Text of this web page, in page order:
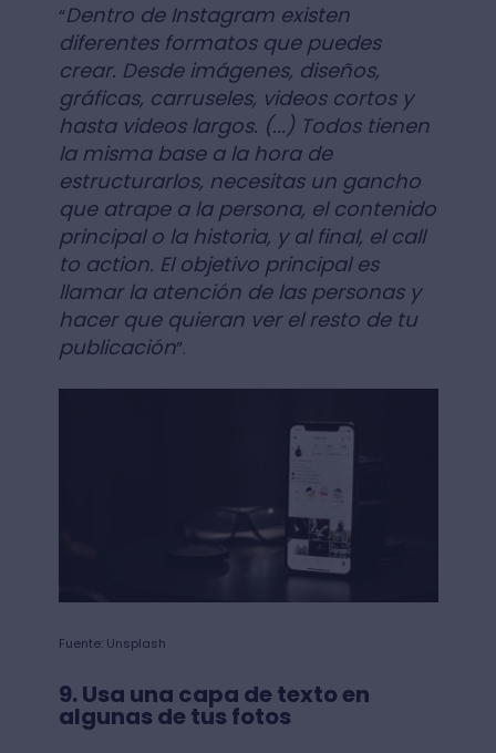
“Dentro de Instagram existen
diferentes formatos que puedes
crear. Desde imágenes, diseños,
gráficas, carruseles, videos cortos y
hasta videos largos. (...) Todos tienen
la misma base a la hora de
estructurarlos, necesitas un gancho
que atrape a la persona, el contenido
principal o la historia, y al final, el call
to action. El objetivo principal es
llamar la atención de las personas y
hacer que quieran ver el resto de tu
publicación”.
Fuente: Unsplash
9. Usa una capa de texto en
algunas de tus fotos